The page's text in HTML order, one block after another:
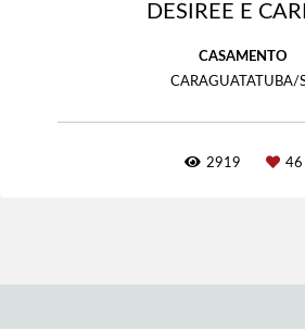
DESIREE E
CASAMENTO
CARAGUATATUBA/
2919 46